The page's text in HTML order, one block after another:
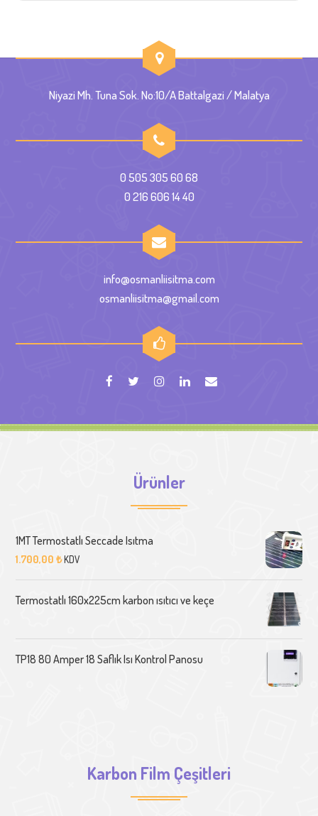
Niyazi Mh. Tuna Sok. No:10/A Battalgazi / Malatya
0 505 305 60 68
0 216 606 14 40
info@osmanliisitma.com
osmanliisitma@gmail.com
Ürünler
1MT Termostatlı Seccade Isıtma
1.700,00₺KDV
Termostatlı 160x225cm karbon ısıtıcı ve keçe
TP18 80 Amper 18 Saflık Isı Kontrol Panosu
Karbon Film Çeşitleri